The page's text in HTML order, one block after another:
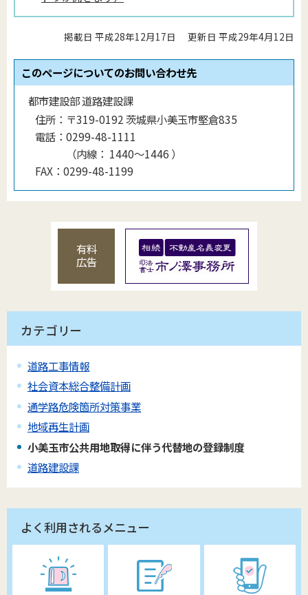
掲載日 平成28年12月17日 更新日 平成29年4月12日
このページについてのお問い合わせ先
都市建設部 道路建設課
住所： 〒319-0192 茨城県小美玉市堅倉835
電話： 0299-48-1111
（内線 ： 1440〜1446 ）
FAX： 0299-48-1199
有料
広告
カテゴリー
道路工事情報
社会資本総合整備計画
通学路危険箇所対策事業
地域再生計画
小美玉市公共用地取得に伴う代替地の登録制度
道路建設課
よく利用されるメニュー